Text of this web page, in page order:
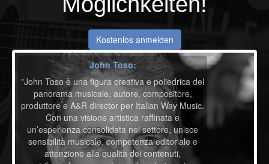
Kostenlos anmelden
John Toso:
"John Toso è una figura creativa e poliedrica del
panorama musicale, autore, compositore,
produttore e A&R director per Italian Way Music.
Con una visione artistica raffinata e
un’esperienza consolidata nel settore, unisce
sensibilità musicale, competenza editoriale e
attenzione alla qualità dei contenuti,